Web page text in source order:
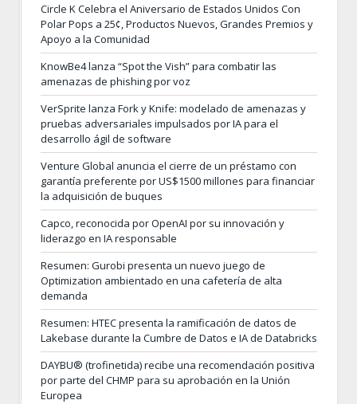
Circle K Celebra el Aniversario de Estados Unidos Con
Polar Pops a 25¢, Productos Nuevos, Grandes Premios y
Apoyo a la Comunidad
KnowBe4 lanza “Spot the Vish” para combatir las
amenazas de phishing por voz
VerSprite lanza Fork y Knife: modelado de amenazas y
pruebas adversariales impulsados por IA para el
desarrollo ágil de software
Venture Global anuncia el cierre de un préstamo con
garantía preferente por US$1500 millones para financiar
la adquisición de buques
Capco, reconocida por OpenAI por su innovación y
liderazgo en IA responsable
Resumen: Gurobi presenta un nuevo juego de
Optimization ambientado en una cafetería de alta
demanda
Resumen: HTEC presenta la ramificación de datos de
Lakebase durante la Cumbre de Datos e IA de Databricks
DAYBU® (trofinetida) recibe una recomendación positiva
por parte del CHMP para su aprobación en la Unión
Europea